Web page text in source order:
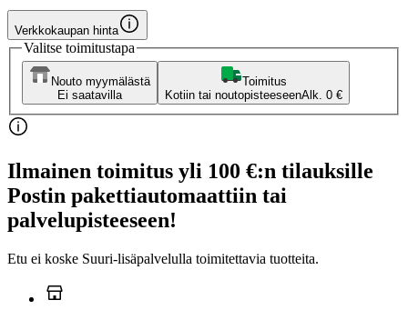
Verkkokaupan hinta
Valitse toimitustapa
Nouto myymälästä
Ei saatavilla
Toimitus
Kotiin tai noutopisteeseenAlk. 0 €
Ilmainen toimitus yli 100 €:n tilauksille
Postin pakettiautomaattiin tai
palvelupisteeseen!
Etu ei koske Suuri‑lisäpalvelulla toimitettavia tuotteita.